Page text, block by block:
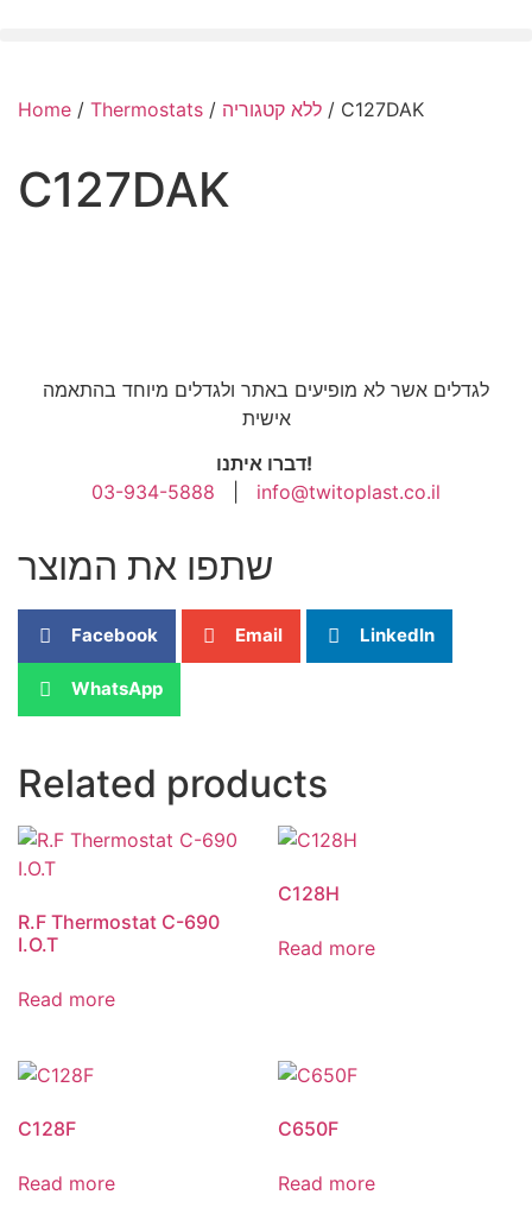
Home / Thermostats / ללא קטגוריה / C127DAK
C127DAK
לגדלים אשר לא מופיעים באתר ולגדלים מיוחד בהתאמה
אישית
דברו איתנו!
03-934-5888
info@twitoplast.co.il
שתפו את המוצר
Facebook Email LinkedIn
WhatsApp
Related products
R.F Thermostat C-690
I.O.T
Read more
C128H
Read more
C128F
Read more
C650F
Read more